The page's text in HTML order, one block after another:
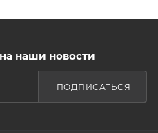
наши новости
ПОДПИСАТЬСЯ